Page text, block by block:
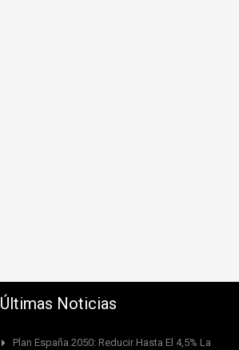
Últimas Noticias
Plan España 2050: Reducir Hasta El 4,5% La